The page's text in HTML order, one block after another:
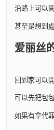
沿路上可以
甚至是想到
爱丽丝
回到家可以
可以先把包
如果有拿代